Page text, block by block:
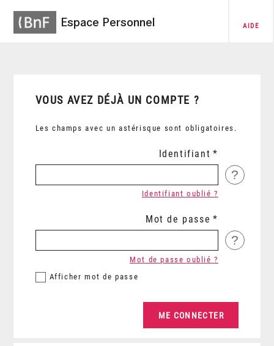
Espace Personnel AIDE
VOUS AVEZ DÉJÀ UN COMPTE ?
Les champs avec un astérisque sont obligatoires.
Identifiant
?
Identifiant oublié ?
Mot de passe
?
Afficher mot de passe
Mot de passe oublié ?